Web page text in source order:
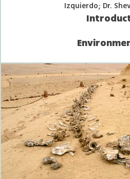
Izquierdo; Dr.